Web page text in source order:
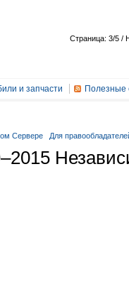
Страница: 3/5 /
и запчасти Полезные
Сервере Для